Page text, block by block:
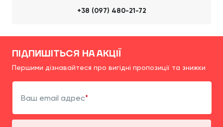
+38 (097) 480-21-72
ПІДПИШІТЬСЯ НА АКЦІЇ
Першими дізнавайтеся про вигідні пропозиції та знижки
Ваш email адрес